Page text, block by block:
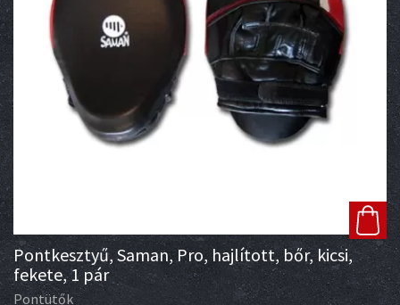
Pontkesztyű, Saman, Pro, hajlított, bőr, kicsi,
fekete, 1 pár
Pontütők